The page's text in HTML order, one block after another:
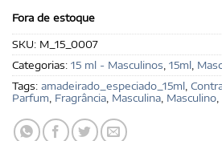
Fora de estoque
SKU: M_15_0007
Categorias: 15 ml - Masculinos, 15ml,
Tags: amadeirado_especiado_15ml,
Parfum, Fragrância, Masculina, Masculino,